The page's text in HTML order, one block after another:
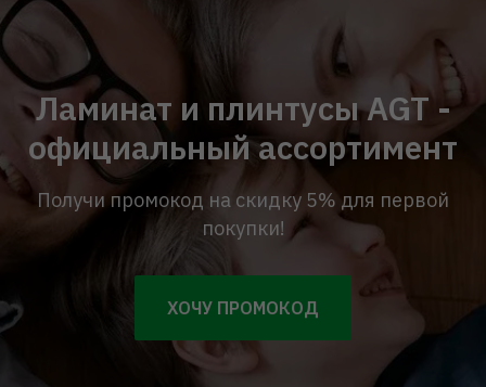
Ламинат и плинтусы AGT -
официальный ассортимент
Получи промокод на скидку 5% для первой
покупки!
ХОЧУ ПРОМОКОД